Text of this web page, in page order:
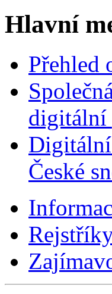
Hlavní
Přehled
digitální
České